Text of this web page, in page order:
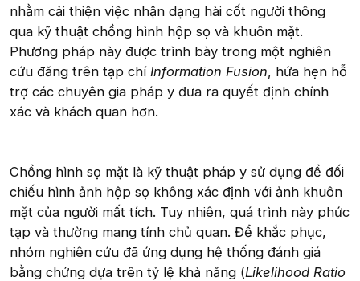
nhằm cải thiện việc nhận dạng hài cốt người thông
qua kỹ thuật chồng hình hộp sọ và khuôn mặt.
Phương pháp này được trình bày trong một nghiên
cứu đăng trên tạp chí Information Fusion, hứa hẹn hỗ
trợ các chuyên gia pháp y đưa ra quyết định chính
xác và khách quan hơn.
Chồng hình sọ mặt là kỹ thuật pháp y sử dụng để đối
chiếu hình ảnh hộp sọ không xác định với ảnh khuôn
mặt của người mất tích. Tuy nhiên, quá trình này phức
tạp và thường mang tính chủ quan. Để khắc phục,
nhóm nghiên cứu đã ứng dụng hệ thống đánh giá
bằng chứng dựa trên tỷ lệ khả năng (Likelihood Ratio